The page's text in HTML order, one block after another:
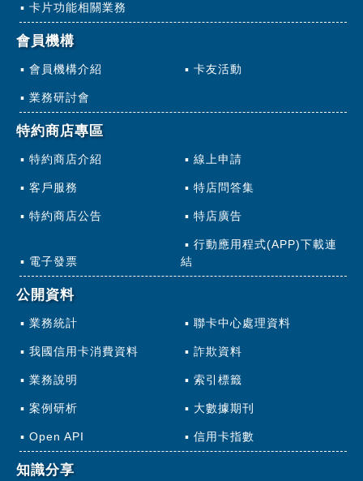
卡片功能相關業務
會員機構
會員機構介紹 卡友活動
業務研討會
特約商店專區
特約商店介紹 線上申請
客戶服務 特店問答集
特約商店公告 特店廣告
電子發票
行動應用程式(APP)下載連
結
公開資料
業務統計 聯卡中心處理資料
我國信用卡消費資料 詐欺資料
業務說明 索引標籤
案例研析 大數據期刊
Open API 信用卡指數
知識分享